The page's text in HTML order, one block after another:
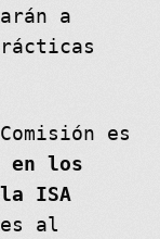
a
es
en los
la ISA
al